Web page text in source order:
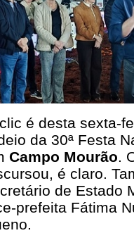
é desta sexta-
da 30ª Festa
Campo Mourão.
é claro.
de Estado
prefeita Fátima